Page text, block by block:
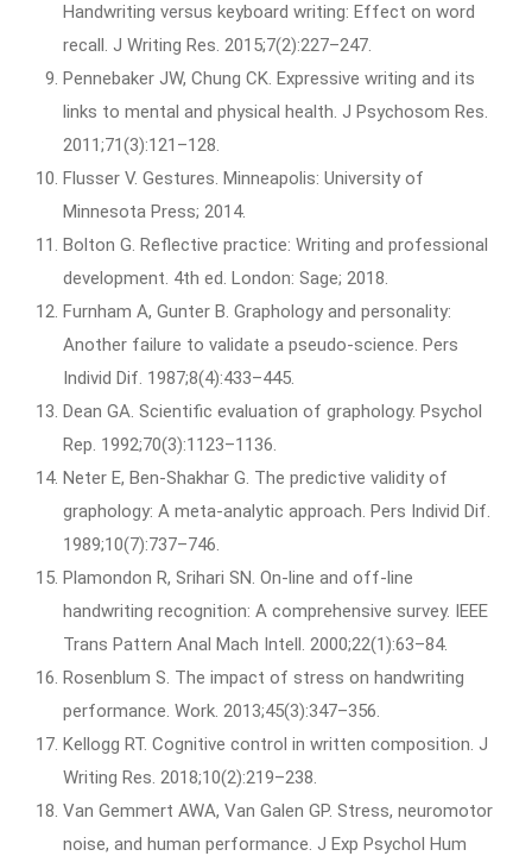
Handwriting versus keyboard writing: Effect on word
recall. J Writing Res. 2015;7(2):227–247.
Pennebaker JW, Chung CK. Expressive writing and its
links to mental and physical health. J Psychosom Res.
2011;71(3):121–128.
Flusser V. Gestures. Minneapolis: University of
Minnesota Press; 2014.
Bolton G. Reflective practice: Writing and professional
development. 4th ed. London: Sage; 2018.
Furnham A, Gunter B. Graphology and personality:
Another failure to validate a pseudo-science. Pers
Individ Dif. 1987;8(4):433–445.
Dean GA. Scientific evaluation of graphology. Psychol
Rep. 1992;70(3):1123–1136.
Neter E, Ben-Shakhar G. The predictive validity of
graphology: A meta-analytic approach. Pers Individ Dif.
1989;10(7):737–746.
Plamondon R, Srihari SN. On-line and off-line
handwriting recognition: A comprehensive survey. IEEE
Trans Pattern Anal Mach Intell. 2000;22(1):63–84.
Rosenblum S. The impact of stress on handwriting
performance. Work. 2013;45(3):347–356.
Kellogg RT. Cognitive control in written composition. J
Writing Res. 2018;10(2):219–238.
Van Gemmert AWA, Van Galen GP. Stress, neuromotor
noise, and human performance. J Exp Psychol Hum